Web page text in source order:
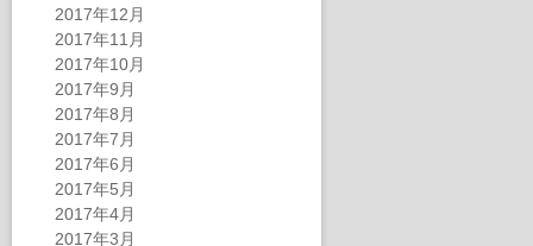
2017年12月
2017年11月
2017年10月
2017年9月
2017年8月
2017年7月
2017年6月
2017年5月
2017年4月
2017年3月